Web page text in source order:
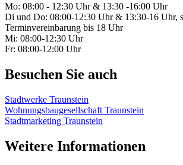
Mo: 08:00 - 12:30 Uhr & 13:30 -16:00 Uhr
Di und Do: 08:00-12:30 Uhr & 13:30-16 Uhr,
Terminvereinbarung bis 18 Uhr
Mi: 08:00-12:30 Uhr
Fr: 08:00-12:00 Uhr
Besuchen Sie auch
Stadtwerke Traunstein
Wohnungsbaugesellschaft Traunstein
Stadtmarketing Traunstein
Weitere Informationen